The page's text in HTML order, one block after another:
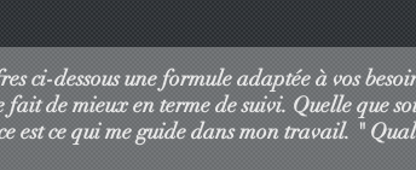
ci-dessous une formule adaptée à vos
de mieux en terme de suivi. Quelle que
est ce qui me guide dans mon travail. "